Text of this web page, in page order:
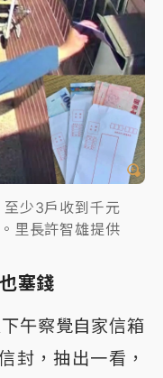
少3戶收到千元
里長許智雄提供
塞錢
午察覺自家信箱
封，抽出一看，